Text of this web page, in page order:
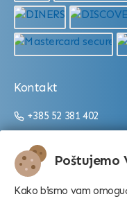
Poštujemo
Kako bismo vam
Kontakt
+385 52 381 402
info@aquarium.hr
Radno vrijeme: